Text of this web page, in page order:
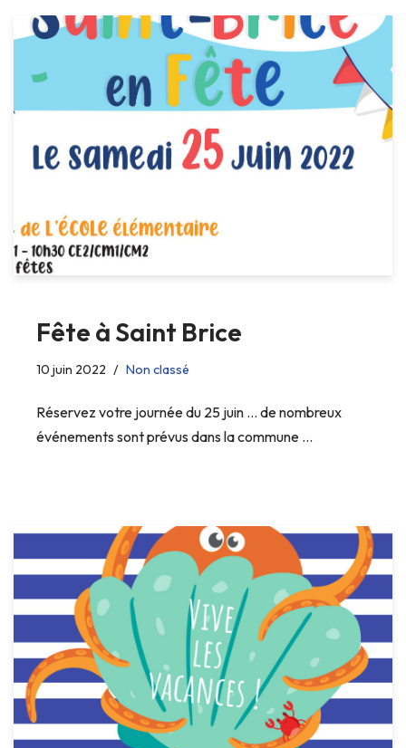
Fête à Saint Brice
10 juin 2022 Non classé
Réservez votre journée du 25 juin … de nombreux
événements sont prévus dans la commune …